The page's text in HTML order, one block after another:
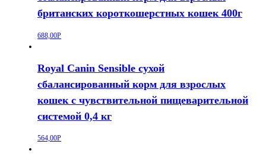
британских короткошерстных кошек 400г
688,00Р
Royal Canin Sensible сухой
сбалансированный корм для взрослых
кошек с чувствительной пищеварительной
системой 0,4 кг
564,00Р